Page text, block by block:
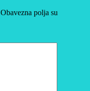
Obavezna polja su